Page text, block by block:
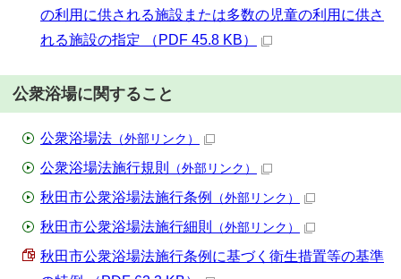
の利用に供される施設または多数の児童の利用に供さ
れる施設の指定 （PDF 45.8 KB）
公衆浴場に関すること
公衆浴場法 （外部リンク）
公衆浴場法施行規則 （外部リンク）
秋田市公衆浴場法施行条例 （外部リンク）
秋田市公衆浴場法施行細則 （外部リンク）
秋田市公衆浴場法施行条例に基づく衛生措置等の基準